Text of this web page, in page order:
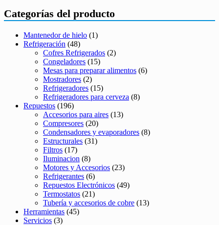
Categorías del producto
Mantenedor de hielo (1)
Refrigeración (48)
Cofres Refrigerados (2)
Congeladores (15)
Mesas para preparar alimentos (6)
Mostradores (2)
Refrigeradores (15)
Refrigeradores para cerveza (8)
Repuestos (196)
Accesorios para aires (13)
Compresores (20)
Condensadores y evaporadores (8)
Estructurales (31)
Filtros (17)
Iluminacion (8)
Motores y Accesorios (23)
Refrigerantes (6)
Repuestos Electrónicos (49)
Termostatos (21)
Tubería y accesorios de cobre (13)
Herramientas (45)
Servicios (3)